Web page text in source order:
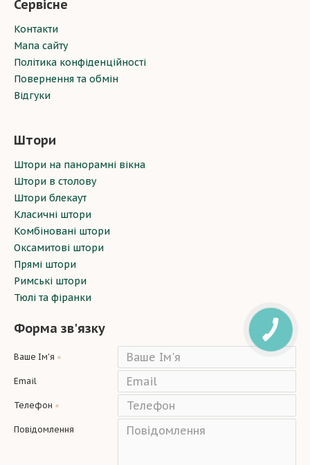
Сервісне
Контакти
Мапа сайту
Політика конфіденційності
Повернення та обмін
Відгуки
Штори
Штори на панорамні вікна
Штори в столову
Штори блекаут
Класичні штори
Комбіновані штори
Оксамитові штори
Прямі штори
Римські штори
Тюлі та фіранки
Форма зв'язку
Ваше Ім'я
Email
Телефон
Повідомлення